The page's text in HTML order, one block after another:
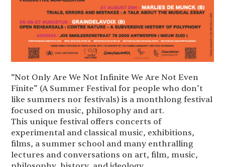
“Not Only Are We Not Infinite We Are Not Even
Finite” (A Summer Festival for people who don’t
like summers nor festivals) is a monthlong festival
focused on music, philosophy and art.
This unique festival offers concerts of
experimental and classical music, exhibitions,
films, a summer school and many enthralling
lectures and conversations on art, film, music,